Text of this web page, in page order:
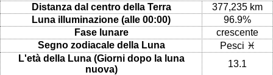
Distanza dal centro della Terra
377,235 km
Luna illuminazione (alle 00:00)
96.9%
Fase lunare
crescente
Segno zodiacale della Luna
Pesci ♓
L'età della Luna (Giorni dopo la luna
nuova)
13.1